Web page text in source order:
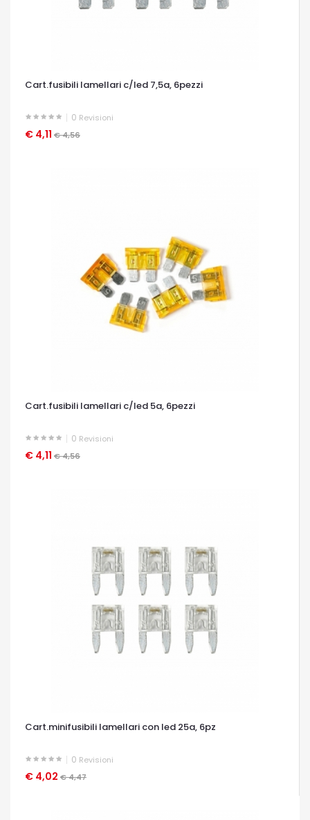
Cart.fusibili lamellari c/led 7,5a, 6pezzi
0 Revisioni
€ 4,11 € 4,56
OCCHIATA VELOCE
Cart.fusibili lamellari c/led 5a, 6pezzi
0 Revisioni
€ 4,11 € 4,56
OCCHIATA VELOCE
Cart.minifusibili lamellari con led 25a, 6pz
0 Revisioni
€ 4,02 € 4,47
OCCHIATA VELOCE